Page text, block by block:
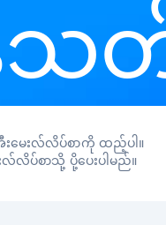
မေးလ်လိပ်စာကို ထည့်ပါ။
ပ်စာသို့ ပို့ပေးပါမည်။